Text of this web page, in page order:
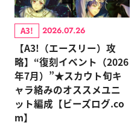
A3! 2026.07.26
【A3!（エースリー）攻
略】“復刻イベント（2026
年7月）”★スカウト旬キ
ャラ絡みのオススメユニ
ット編成【ビーズログ.co
m】